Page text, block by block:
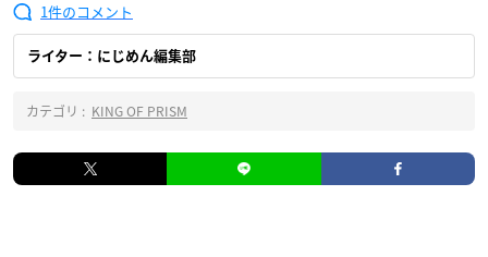
1
ライター：にじめん編集部
カテゴリ : KING OF PRISM